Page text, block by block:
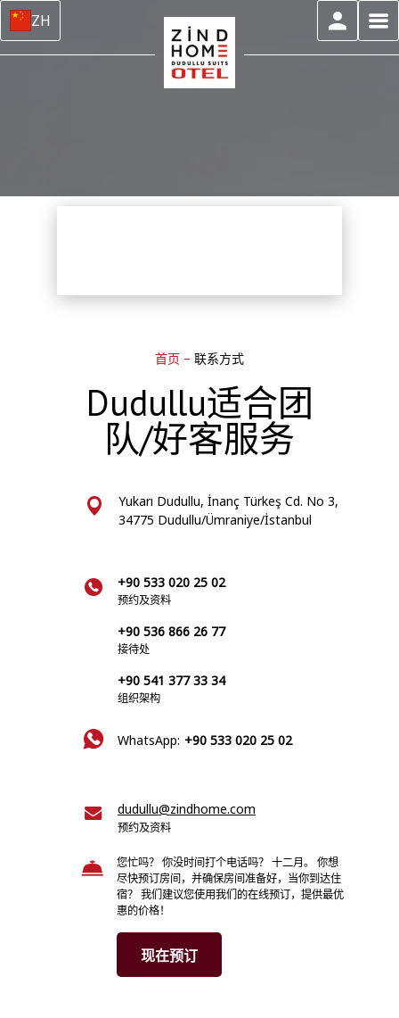
ZH
首页 – 联系方式
Dudullu适合团
队/好客服务
Yukarı Dudullu, İnanç Türkeş Cd. No 3,
34775 Dudullu/Ümraniye/İstanbul
+90 533 020 25 02
预约及资料
+90 536 866 26 77
接待处
+90 541 377 33 34
组织架构
WhatsApp: +90 533 020 25 02
dudullu@zindhome.com
预约及资料
您忙吗？ 你没时间打个电话吗？ 十二月。 你想
尽快预订房间，并确保房间准备好，当你到达住
宿？ 我们建议您使用我们的在线预订，提供最优
惠的价格！
现在预订